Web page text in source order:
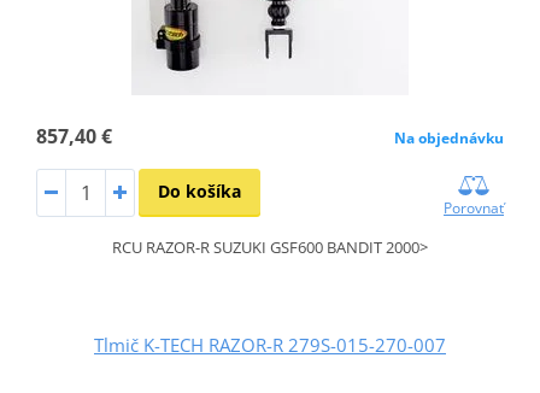
857,40 € Na objednávku
Do košíka
Porovnať
RCU RAZOR-R SUZUKI GSF600 BANDIT 2000>
Tlmič K-TECH RAZOR-R 279S-015-270-007